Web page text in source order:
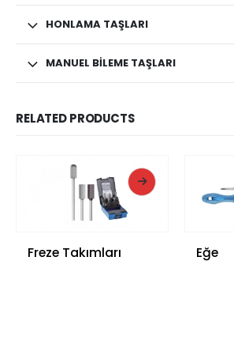
HONLAMA TAŞLARI
MANUEL BILEME TAŞLARI
RELATED PRODUCTS
Freze Takımları Eğe